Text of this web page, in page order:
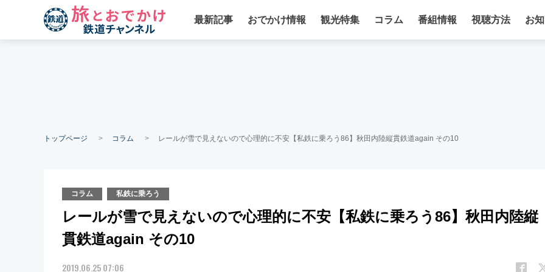
最新記事 おでかけ情報 観光特集 コラム 番組情報 視聴方法 お
トップページ コラム レールが雪で見えないので心理的に不安【私鉄に乗ろう86】秋田内陸縦貫鉄道again その10
コラム 私鉄に乗ろう
レールが雪で見えないので心理的に不安【私鉄に乗ろう86】秋田内陸縦
貫鉄道again その10
2019.06.25 07:06